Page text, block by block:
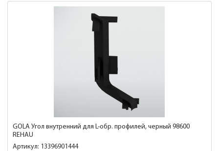
GOLA Угол внутренний для L-обр. профилей, черный 98600
REHAU
Артикул: 13396901444